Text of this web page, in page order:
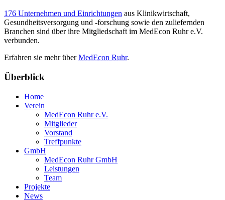
176 Unternehmen und Einrichtungen aus Klinikwirtschaft,
Gesundheitsversorgung und -forschung sowie den zuliefernden
Branchen sind über ihre Mitgliedschaft im MedEcon Ruhr e.V.
verbunden.
Erfahren sie mehr überMedEcon Ruhr.
Überblick
Home
Verein
MedEcon Ruhr e.V.
Mitglieder
Vorstand
Treffpunkte
GmbH
MedEcon Ruhr GmbH
Leistungen
Team
Projekte
News